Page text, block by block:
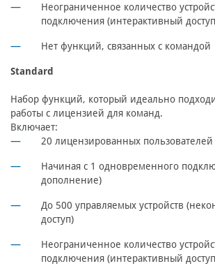
Неограниченное количество
подключения (интерактивный
Нет функций, связанных с командой
Standard
Набор функций, который идеально
работы с лицензией для команд.
Включает:
20 лицензированных
Начиная с 1 одновременного
дополнение)
До 500 управляемых устройств
доступ)
Неограниченное количество
подключения (интерактивный